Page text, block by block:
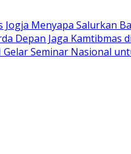
Jogja Menyapa Salurkan
Depan Jaga Kamtibmas
Seminar Nasional